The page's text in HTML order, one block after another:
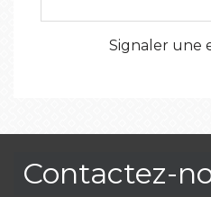
Signaler une
Contactez-